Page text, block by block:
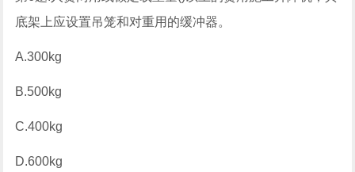
底架上应设置吊笼和对重用的缓冲器。
A.300kg
B.500kg
C.400kg
D.600kg